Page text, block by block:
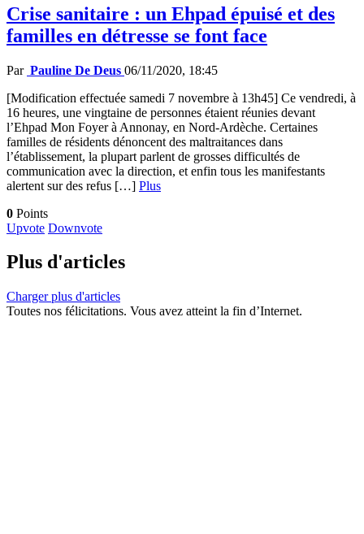
Crise sanitaire : un Ehpad épuisé et des
familles en détresse se font face
Par Pauline De Deus 06/11/2020, 18:45
[Modification effectuée samedi 7 novembre à 13h45] Ce vendredi, à
16 heures, une vingtaine de personnes étaient réunies devant
l’Ehpad Mon Foyer à Annonay, en Nord-Ardèche. Certaines
familles de résidents dénoncent des maltraitances dans
l’établissement, la plupart parlent de grosses difficultés de
communication avec la direction, et enfin tous les manifestants
alertent sur des refus […] Plus
0 Points
Upvote Downvote
Plus d'articles
Charger plus d'articles
Toutes nos félicitations. Vous avez atteint la fin d’Internet.